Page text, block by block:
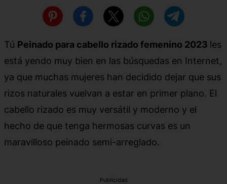
Tú Peinado para cabello rizado femenino 2023 les
está yendo muy bien en las búsquedas en Internet,
ya que muchas mujeres han decidido dejar que sus
rizos naturales vuelvan a estar en primer plano. El
cabello rizado es muy versátil y moderno y el
hecho de que tenga hermosas curvas es un
maravilloso peinado semi-arreglado.
Publicidad